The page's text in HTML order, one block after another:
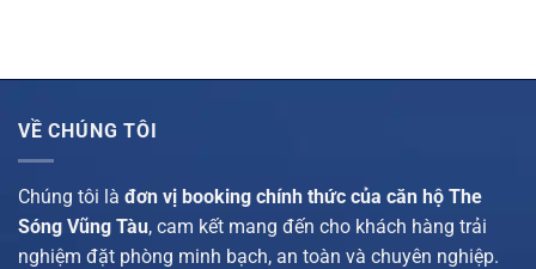
VỀ CHÚNG TÔI
Chúng tôi là đơn vị booking chính thức của căn hộ The
Sóng Vũng Tàu, cam kết mang đến cho khách hàng trải
nghiệm đặt phòng minh bạch, an toàn và chuyên nghiệp.